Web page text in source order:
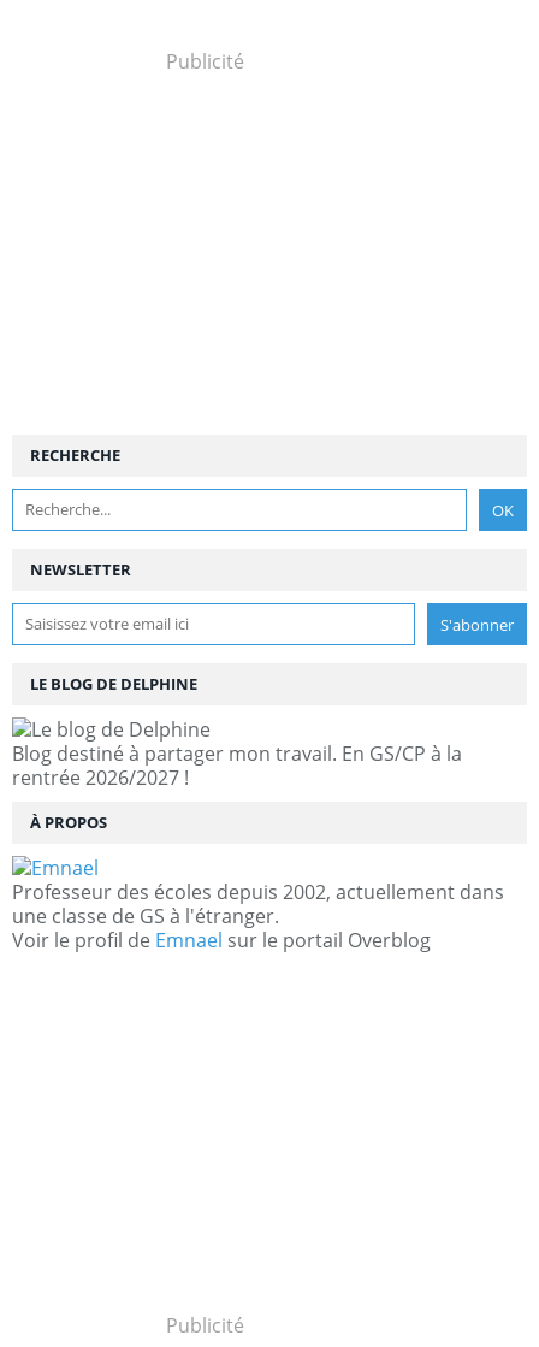
Publicité
NEWSLETTER
RECHERCHE
LE BLOG DE DELPHINE
Blog destiné à partager mon travail. En GS/CP à la
rentrée 2026/2027 !
À PROPOS
Professeur des écoles depuis 2002, actuellement dans
une classe de GS à l'étranger.
Voir le profil de Emnael sur le portail Overblog
Publicité